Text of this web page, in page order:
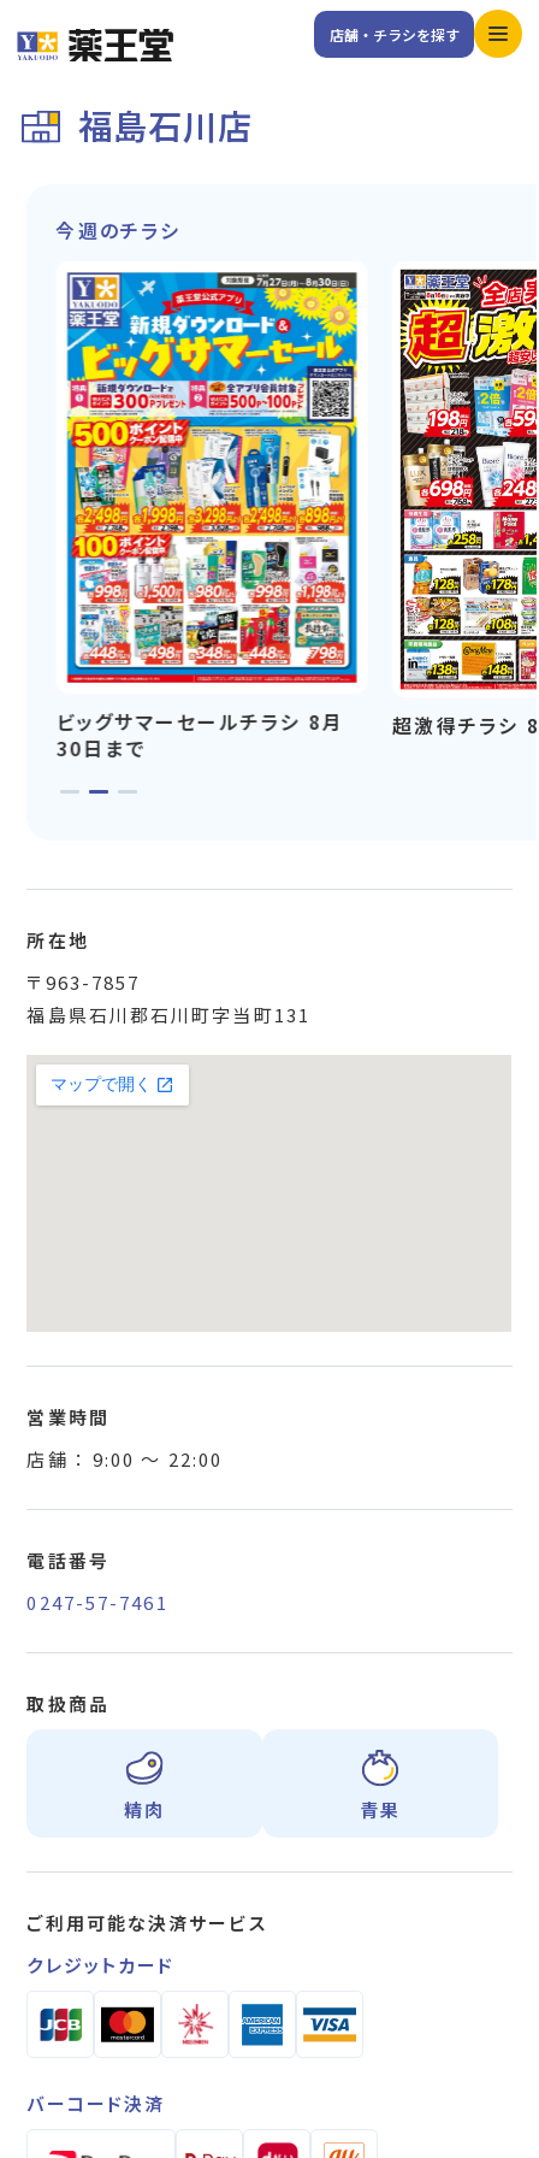
店舗・チラシを探す
福島石川店
所在地
〒963-7857
福島県石川郡石川町字当町131
営業時間
店舗 ： 9:00 〜 22:00
電話番号
0247-57-7461
取扱商品
精肉 青果
ご利用可能な決済サービス
クレジットカード
バーコード決済
今週のチラシ
ビッグサマーセールチラシ 8月
30日まで
超激得チラシ